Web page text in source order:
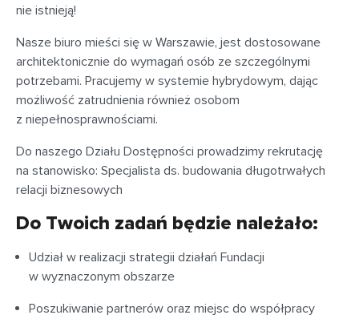
nie istnieją!
Nasze biuro mieści się w Warszawie, jest dostosowane
architektonicznie do wymagań osób ze szczególnymi
potrzebami. Pracujemy w systemie hybrydowym, dając
możliwość zatrudnienia również osobom
z niepełnosprawnościami.
Do naszego Działu Dostępności prowadzimy rekrutację
na stanowisko: Specjalista ds. budowania długotrwałych
relacji biznesowych
Do Twoich zadań będzie należało:
Udział w realizacji strategii działań Fundacji
w wyznaczonym obszarze
Poszukiwanie partnerów oraz miejsc do współpracy